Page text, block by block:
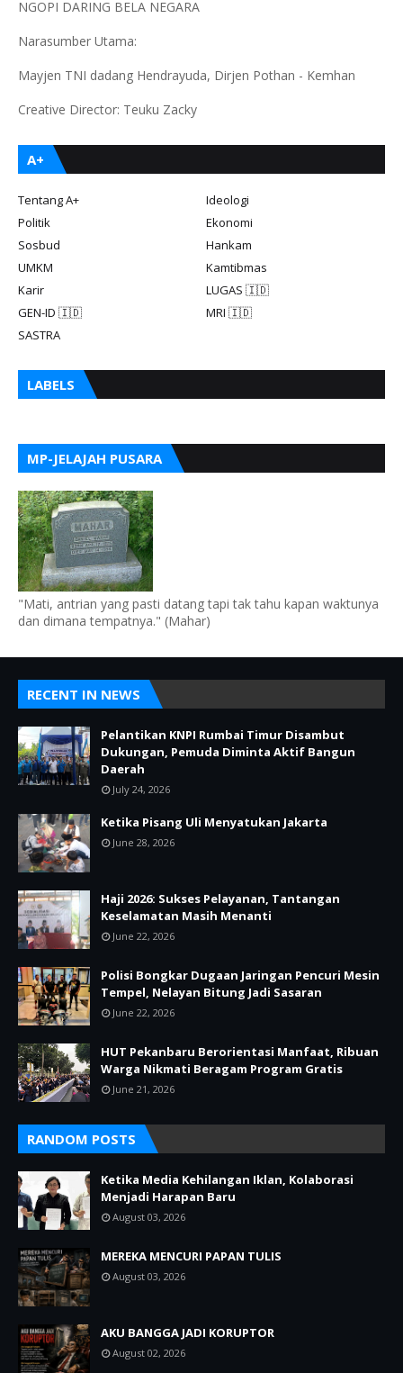
NGOPI DARING BELA NEGARA
Narasumber Utama:
Mayjen TNI dadang Hendrayuda, Dirjen Pothan - Kemhan
Creative Director: Teuku Zacky
A+
Tentang A+
Ideologi
Politik
Ekonomi
Sosbud
Hankam
UMKM
Kamtibmas
Karir
LUGAS 🇮🇩
GEN-ID 🇮🇩
MRI 🇮🇩
SASTRA
LABELS
MP-JELAJAH PUSARA
"Mati, antrian yang pasti datang tapi tak tahu kapan waktunya
dan dimana tempatnya." (Mahar)
RECENT IN NEWS
Pelantikan KNPI Rumbai Timur Disambut
Dukungan, Pemuda Diminta Aktif Bangun
Daerah
July 24, 2026
Ketika Pisang Uli Menyatukan Jakarta
June 28, 2026
Haji 2026: Sukses Pelayanan, Tantangan
Keselamatan Masih Menanti
June 22, 2026
Polisi Bongkar Dugaan Jaringan Pencuri Mesin
Tempel, Nelayan Bitung Jadi Sasaran
June 22, 2026
HUT Pekanbaru Berorientasi Manfaat, Ribuan
Warga Nikmati Beragam Program Gratis
June 21, 2026
RANDOM POSTS
Ketika Media Kehilangan Iklan, Kolaborasi
Menjadi Harapan Baru
August 03, 2026
MEREKA MENCURI PAPAN TULIS
August 03, 2026
AKU BANGGA JADI KORUPTOR
August 02, 2026